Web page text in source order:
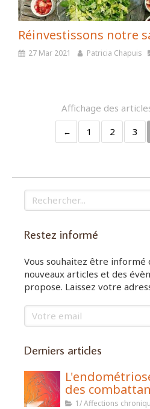
Réinvestissons notre
27 Mar 2021 Patricia Chapuis
Affichage des
1
2 3
Rechercher
Restez informé
Vous souhaitez être informé
nouveaux articles et des
propose. Laissez votre
Votre email
Derniers articles
des
1/ Affections